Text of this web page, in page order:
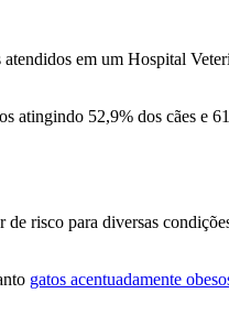
em um Hospital
atingindo 52,9% dos cães e
risco para diversas
gatos acentuadamente